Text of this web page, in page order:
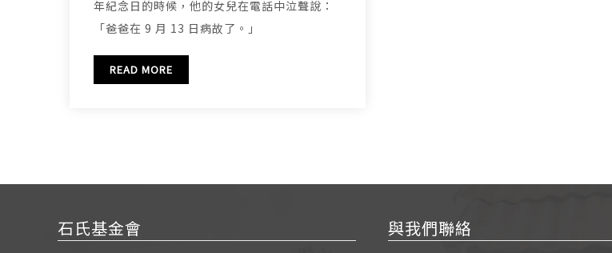
年紀念日的時候，他的女兒在電話中泣聲說：
「爸爸在 9 月 13 日病故了。」
READ MORE
石氏基金會 與我們聯絡